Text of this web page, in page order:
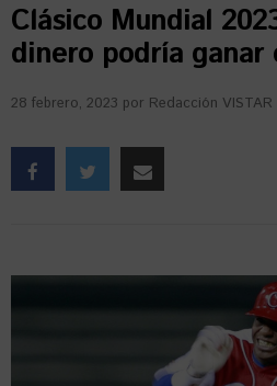
Clásico Mundial
dinero podría ganar
28 febrero, 2023 por Redacción VISTAR